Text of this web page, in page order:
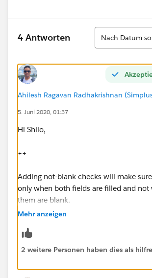
4 Antworten
Sortieren
Nach Datum
Ahilesh Ragavan Radhakrishnan
5. Juni 2020, 01:37
Hi Shilo,
++
Adding not-blank checks will make
only when both fields are filled and
them are blank.
)
Mehr anzeigen
2 weitere Personen haben dies als